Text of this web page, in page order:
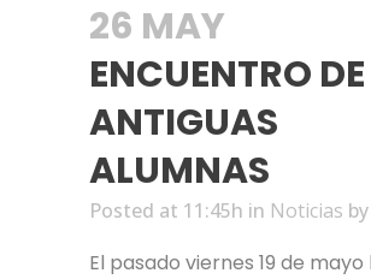
26 MAY
ENCUENTRO DE
ANTIGUAS
ALUMNAS
Posted at 11:45h in Noticias by
El pasado viernes 19 de mayo